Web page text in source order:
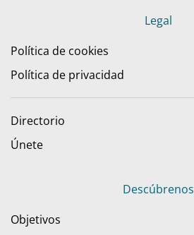
Legal
Política de cookies
Política de privacidad
Directorio
Únete
Descúbrenos
Objetivos